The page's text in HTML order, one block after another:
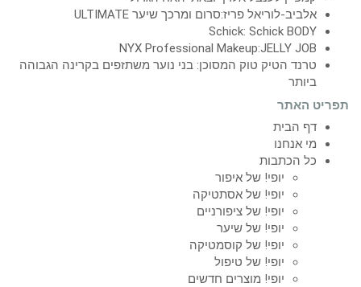
אלביב-לוריאל פריז:סרום ומרכך שיער ULTIMATE
Schick: Schick BODY
NYX Professional Makeup:JELLY JOB
טרנד הטיק טוק המסוכן: בני נוער משתזפים בקרינה הגבוהה
ביותר
תפריט האתר
דף הבית
מי אנחנו
כל הכתבות
יופי! של איפור
יופי! של אסתטיקה
יופי! של ציפורניים
יופי! של שיער
יופי! של קוסמטיקה
יופי! של טיפול
יופי! מוצרים חדשים